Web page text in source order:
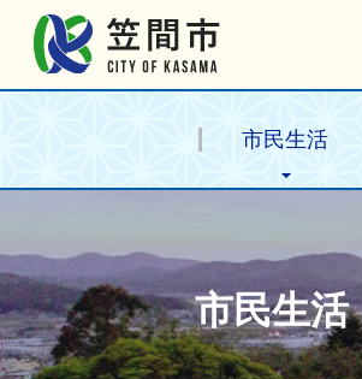
市民生活
市民生活